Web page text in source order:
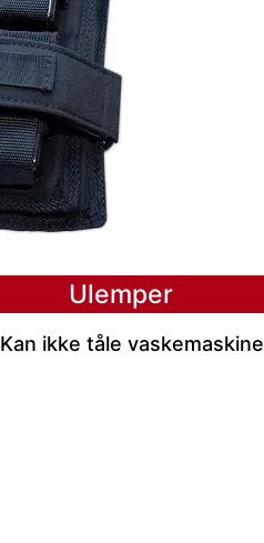
Ulemper
Kan ikke tåle vaskemaskine